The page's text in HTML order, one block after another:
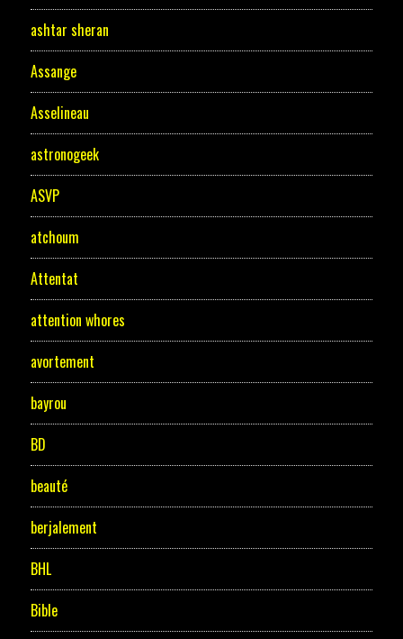
ashtar sheran
Assange
Asselineau
astronogeek
ASVP
atchoum
Attentat
attention whores
avortement
bayrou
BD
beauté
berjalement
BHL
Bible